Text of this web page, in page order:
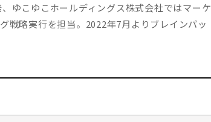
ゆこゆこホールディングス株式会社ではマーケ
戦略実行を担当。2022年7月よりブレインパッ